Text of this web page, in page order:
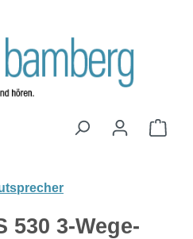
530 3-Wege-